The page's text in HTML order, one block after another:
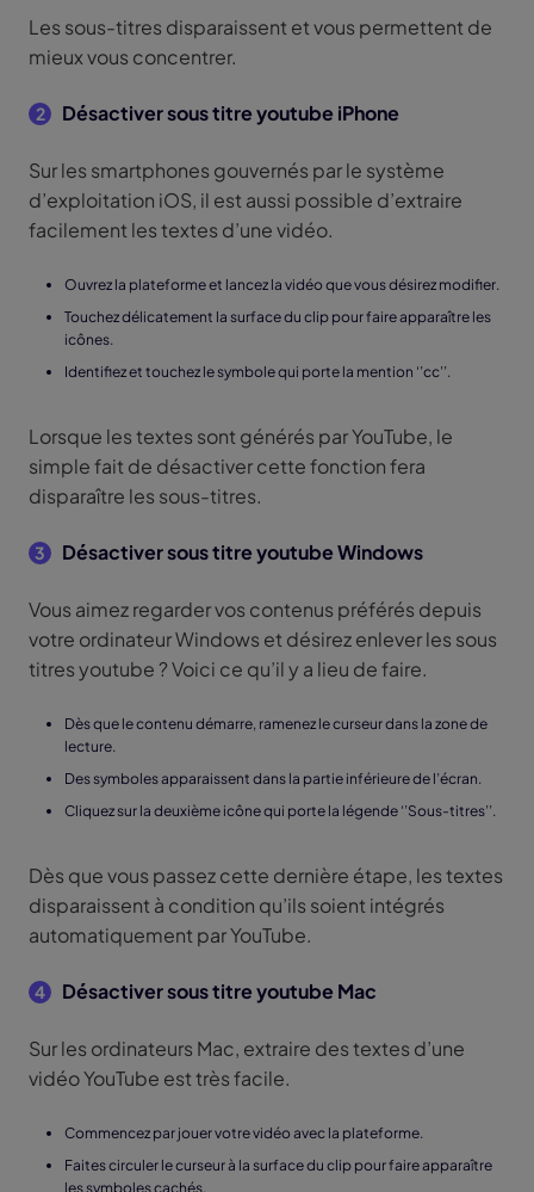
Les sous-titres disparaissent et vous permettent de
mieux vous concentrer.
2 Désactiver sous titre youtube iPhone
Sur les smartphones gouvernés par le système
d’exploitation iOS, il est aussi possible d’extraire
facilement les textes d’une vidéo.
Ouvrez la plateforme et lancez la vidéo que vous désirez modifier.
Touchez délicatement la surface du clip pour faire apparaître les
icônes.
Identifiez et touchez le symbole qui porte la mention ‘’cc’’.
Lorsque les textes sont générés par YouTube, le
simple fait de désactiver cette fonction fera
disparaître les sous-titres.
3 Désactiver sous titre youtube Windows
Vous aimez regarder vos contenus préférés depuis
votre ordinateur Windows et désirez enlever les sous
titres youtube ? Voici ce qu’il y a lieu de faire.
Dès que le contenu démarre, ramenez le curseur dans la zone de
lecture.
Des symboles apparaissent dans la partie inférieure de l’écran.
Cliquez sur la deuxième icône qui porte la légende ‘’Sous-titres’’.
Dès que vous passez cette dernière étape, les textes
disparaissent à condition qu’ils soient intégrés
automatiquement par YouTube.
4 Désactiver sous titre youtube Mac
Sur les ordinateurs Mac, extraire des textes d’une
vidéo YouTube est très facile.
Commencez par jouer votre vidéo avec la plateforme.
Faites circuler le curseur à la surface du clip pour faire apparaître
les symboles cachés.